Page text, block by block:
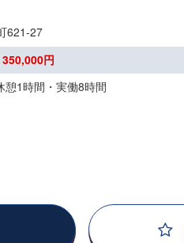
621-27
円
1時間・実働8時間